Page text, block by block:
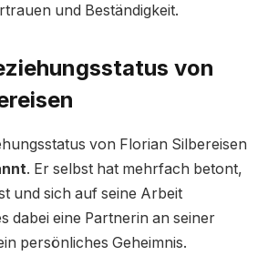
und Beständigkeit.
von
von Florian Silbereisen
. Er selbst hat mehrfach betont,
und sich auf seine Arbeit
dabei eine Partnerin an seiner
persönliches Geheimnis.